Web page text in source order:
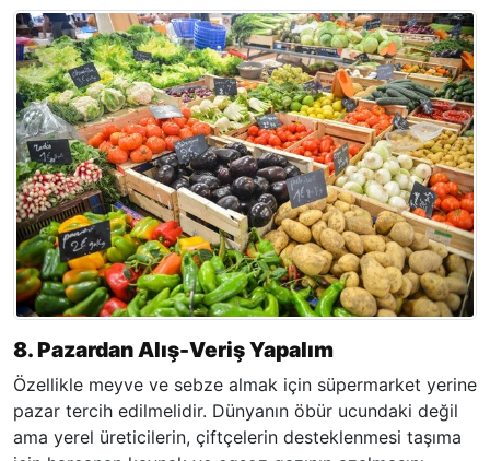
8. Pazardan Alış-Veriş Yapalım
Özellikle meyve ve sebze almak için süpermarket yerine
pazar tercih edilmelidir. Dünyanın öbür ucundaki değil
ama yerel üreticilerin, çiftçelerin desteklenmesi taşıma